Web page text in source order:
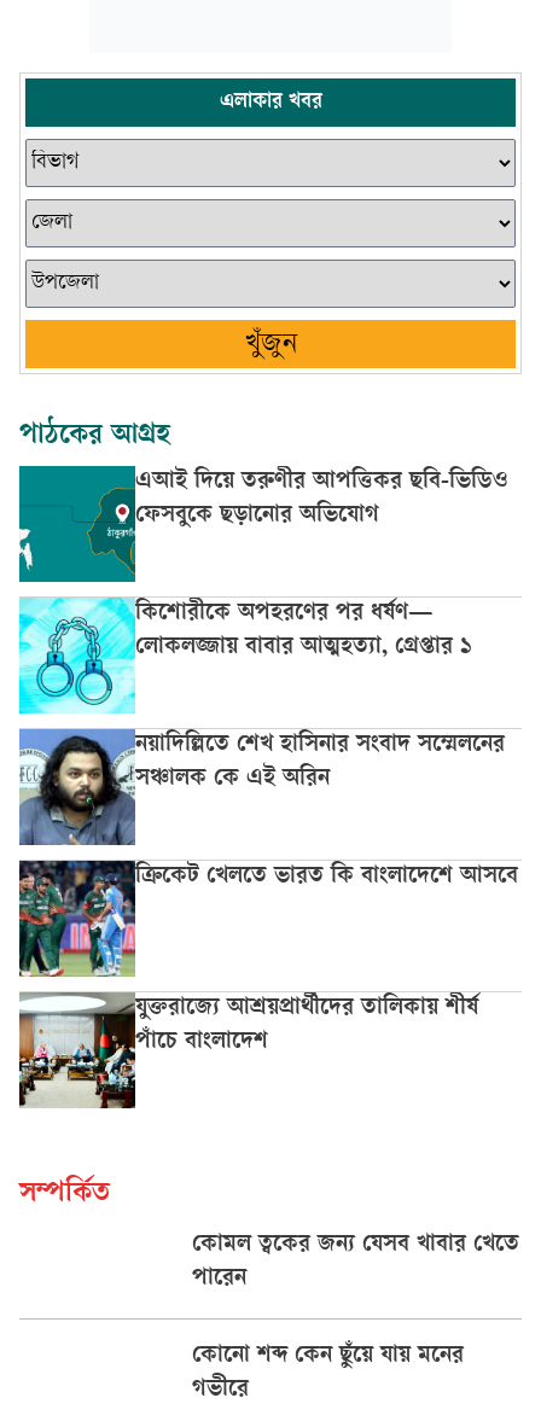
এলাকার খবর
খুঁজুন
পাঠকের আগ্রহ
এআই দিয়ে তরুণীর আপত্তিকর ছবি-ভিডিও
ফেসবুকে ছড়ানোর অভিযোগ
কিশোরীকে অপহরণের পর ধর্ষণ—
লোকলজ্জায় বাবার আত্মহত্যা, গ্রেপ্তার ১
নয়াদিল্লিতে শেখ হাসিনার সংবাদ সম্মেলনের
সঞ্চালক কে এই অরিন
ক্রিকেট খেলতে ভারত কি বাংলাদেশে আসবে
যুক্তরাজ্যে আশ্রয়প্রার্থীদের তালিকায় শীর্ষ
পাঁচে বাংলাদেশ
সম্পর্কিত
কোমল ত্বকের জন্য যেসব খাবার খেতে
পারেন
কোনো শব্দ কেন ছুঁয়ে যায় মনের
গভীরে